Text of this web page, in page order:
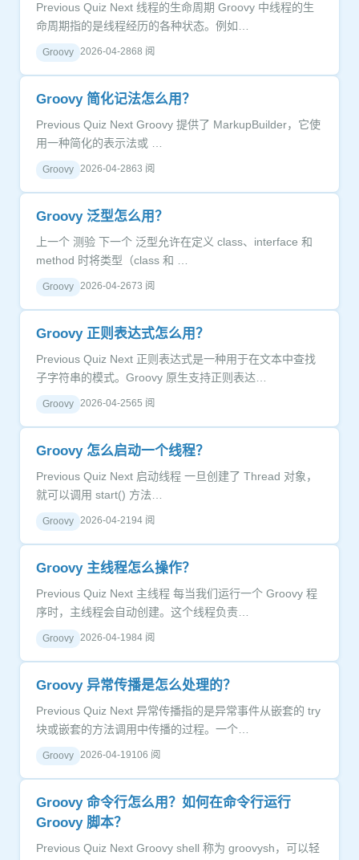
Previous Quiz Next 线程的生命周期 Groovy 中线程的生
命周期指的是线程经历的各种状态。例如…
Groovy 2026-04-2868 阅
Groovy 简化记法怎么用？
Previous Quiz Next Groovy 提供了 MarkupBuilder，它使
用一种简化的表示法或 …
Groovy 2026-04-2863 阅
Groovy 泛型怎么用？
上一个 测验 下一个 泛型允许在定义 class、interface 和
method 时将类型（class 和 …
Groovy 2026-04-2673 阅
Groovy 正则表达式怎么用？
Previous Quiz Next 正则表达式是一种用于在文本中查找
子字符串的模式。Groovy 原生支持正则表达…
Groovy 2026-04-2565 阅
Groovy 怎么启动一个线程？
Previous Quiz Next 启动线程 一旦创建了 Thread 对象，
就可以调用 start() 方法…
Groovy 2026-04-2194 阅
Groovy 主线程怎么操作？
Previous Quiz Next 主线程 每当我们运行一个 Groovy 程
序时，主线程会自动创建。这个线程负责…
Groovy 2026-04-1984 阅
Groovy 异常传播是怎么处理的？
Previous Quiz Next 异常传播指的是异常事件从嵌套的 try
块或嵌套的方法调用中传播的过程。一个…
Groovy 2026-04-19106 阅
Groovy 命令行怎么用？如何在命令行运行
Groovy 脚本？
Previous Quiz Next Groovy shell 称为 groovysh，可以轻